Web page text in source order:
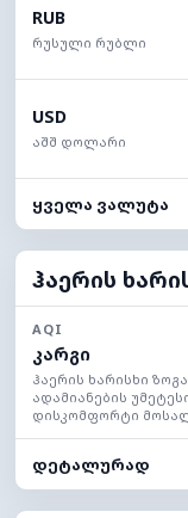
RUB
რუსული რუბლი
USD
აშშ დოლარი
ყველა ვალუტა
ჰაერის
AQI
კარგი
ჰაერის ხარისხი
ადამიანების
დისკომფორტი
დეტალურად